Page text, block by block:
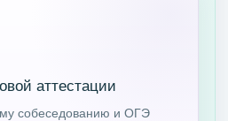
аттестации
собеседованию и ОГЭ